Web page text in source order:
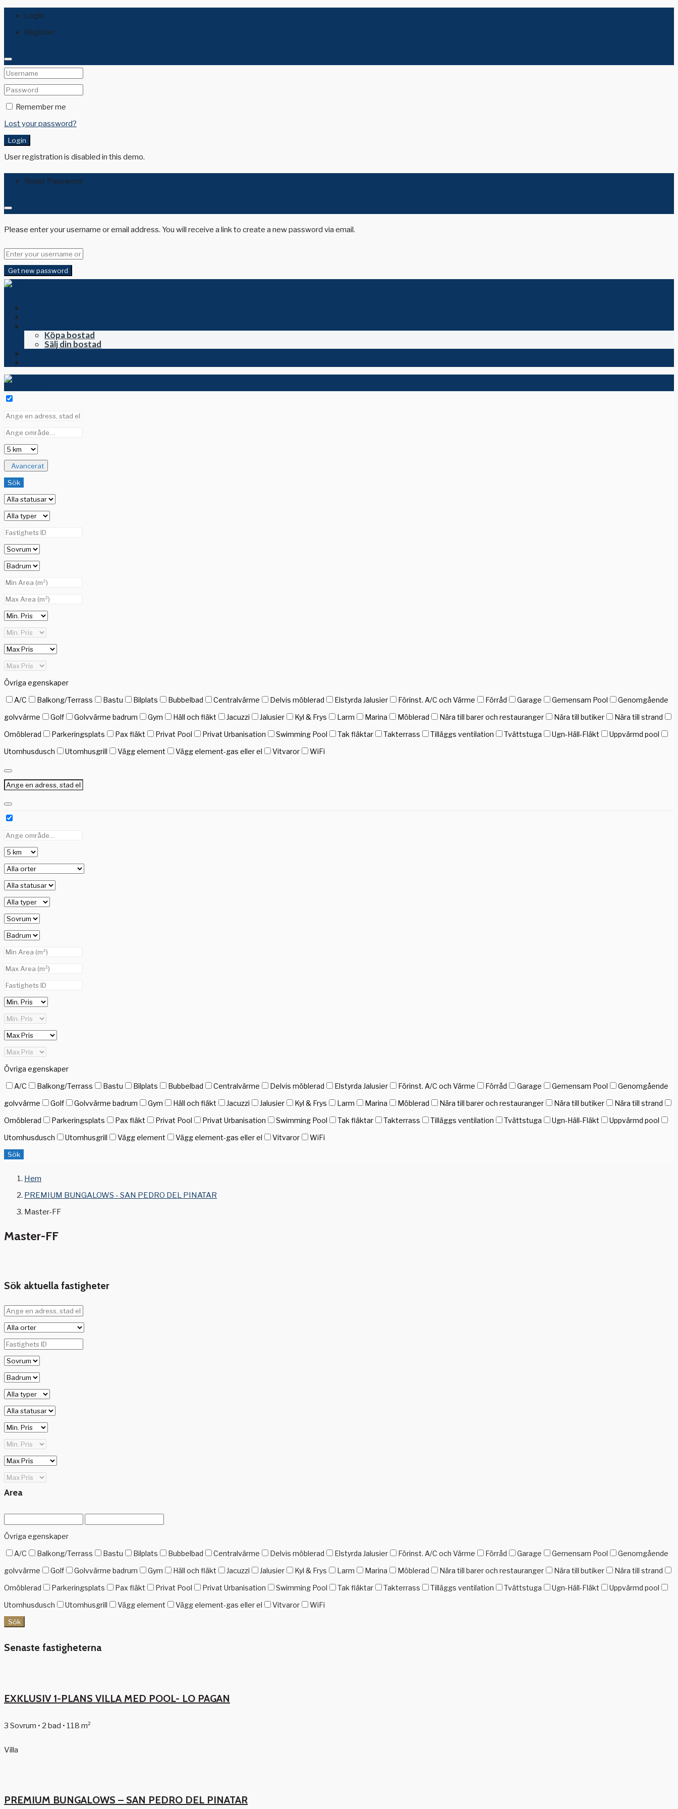
Login
Register
Remember me
Lost your password?
Login
User registration is disabled in this demo.
Reset Password
Please enter your username or email address. You will receive a link to create a new password via email.
Get new password
Köpa bostad
Sälj din bostad
Avancerat
Sök
Övriga egenskaper
A/C
Balkong/Terrass Bastu Bilplats Bubbelbad Centralvärme Delvis möblerad Elstyrda Jalusier Förinst. A/C och Värme Förråd Garage Gemensam Pool
Genomgående
golvvärme
Golf Golvvärme badrum Gym Häll och fläkt Jacuzzi Jalusier Kyl & Frys Larm Marina Möblerad Nära till barer och restauranger Nära till butiker
Nära till strand
Omöblerad
Parkeringsplats Pax fläkt Privat Pool Privat Urbanisation Swimming Pool Tak fläktar Takterrass Tilläggs ventilation Tvättstuga Ugn-Häll-Fläkt
Uppvärmd pool
Utomhusdusch
Utomhusgrill Vägg element Vägg element-gas eller el Vitvaror WiFi
Övriga egenskaper
A/C
Balkong/Terrass Bastu Bilplats Bubbelbad Centralvärme Delvis möblerad Elstyrda Jalusier Förinst. A/C och Värme Förråd Garage Gemensam Pool
Genomgående
golvvärme
Golf Golvvärme badrum Gym Häll och fläkt Jacuzzi Jalusier Kyl & Frys Larm Marina Möblerad Nära till barer och restauranger Nära till butiker
Nära till strand
Omöblerad
Parkeringsplats Pax fläkt Privat Pool Privat Urbanisation Swimming Pool Tak fläktar Takterrass Tilläggs ventilation Tvättstuga Ugn-Häll-Fläkt
Uppvärmd pool
Utomhusdusch
Utomhusgrill Vägg element Vägg element-gas eller el Vitvaror WiFi
Sök
Hem
PREMIUM BUNGALOWS - SAN PEDRO DEL PINATAR
Master-FF
Master-FF
Sök aktuella fastigheter
Area
Övriga egenskaper
A/C
Balkong/Terrass Bastu Bilplats Bubbelbad Centralvärme Delvis möblerad Elstyrda Jalusier Förinst. A/C och Värme Förråd Garage Gemensam Pool
Genomgående
golvvärme
Golf Golvvärme badrum Gym Häll och fläkt Jacuzzi Jalusier Kyl & Frys Larm Marina Möblerad Nära till barer och restauranger Nära till butiker
Nära till strand
Omöblerad
Parkeringsplats Pax fläkt Privat Pool Privat Urbanisation Swimming Pool Tak fläktar Takterrass Tilläggs ventilation Tvättstuga Ugn-Häll-Fläkt
Uppvärmd pool
Utomhusdusch
Utomhusgrill Vägg element Vägg element-gas eller el Vitvaror WiFi
Sök
Senaste fastigheterna
EXKLUSIV 1-PLANS VILLA MED POOL- LO PAGAN
3 Sovrum • 2 bad • 118 m²
Villa
PREMIUM BUNGALOWS – SAN PEDRO DEL PINATAR